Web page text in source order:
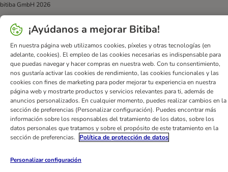
bitiba GmbH 2026
¡Ayúdanos a mejorar Bitiba!
En nuestra página web utilizamos cookies, píxeles y otras tecnologías (en
adelante, cookies). El empleo de las cookies necesarias es indispensable para
que puedas navegar y hacer compras en nuestra web. Con tu consentimiento,
nos gustaría activar las cookies de rendimiento, las cookies funcionales y las
cookies con fines de marketing para poder mejorar tu experiencia en nuestra
página web y mostrarte productos y servicios relevantes para ti, además de
anuncios personalizados. En cualquier momento, puedes realizar cambios en la
sección de preferencias (Personalizar configuración). Puedes encontrar más
información sobre los responsables del tratamiento de los datos, sobre los
datos personales que tratamos y sobre el propósito de este tratamiento en la
sección de preferencias.
Política de protección de datos
Personalizar configuración